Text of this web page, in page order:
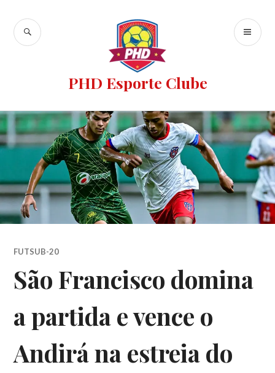
PHD Esporte Clube
FUTSUB-20
São Francisco domina
a partida e vence o
Andirá na estreia do